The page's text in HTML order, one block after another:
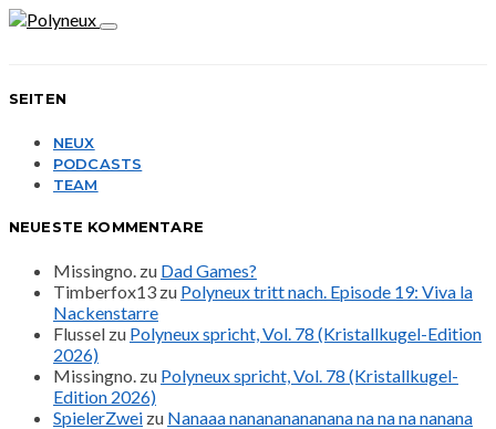
SEITEN
NEUX
PODCASTS
TEAM
NEUESTE KOMMENTARE
Missingno. zu Dad Games?
Timberfox13 zu Polyneux tritt nach. Episode 19: Viva la
Nackenstarre
Flussel zu Polyneux spricht, Vol. 78 (Kristallkugel-Edition
2026)
Missingno. zu Polyneux spricht, Vol. 78 (Kristallkugel-
Edition 2026)
SpielerZwei zu Nanaaa nanananananana na na na nanana